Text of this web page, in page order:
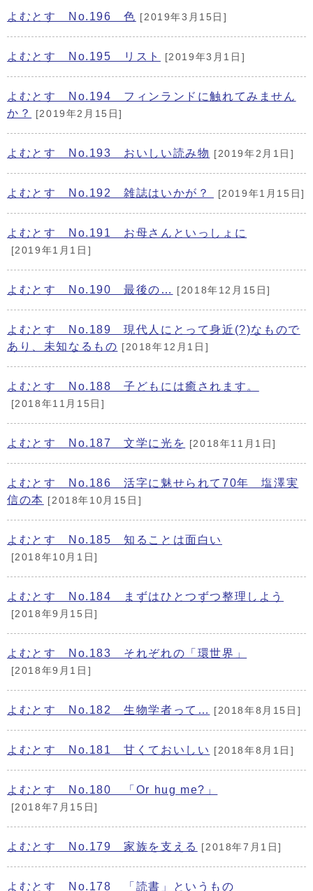
よむとす No.196 色 [2019年3月15日]
よむとす No.195 リスト [2019年3月1日]
よむとす No.194 フィンランドに触れてみません
か？
[2019年2月15日]
よむとす No.193 おいしい読み物 [2019年2月1日]
よむとす No.192 雑誌はいかが？ [2019年1月15日]
よむとす No.191 お母さんといっしょに
[2019年1月1日]
よむとす No.190 最後の… [2018年12月15日]
よむとす No.189 現代人にとって身近(?)なもので
あり、未知なるもの [2018年12月1日]
よむとす No.188 子どもには癒されます。
[2018年11月15日]
よむとす No.187 文学に光を [2018年11月1日]
よむとす No.186 活字に魅せられて70年 塩澤実
信の本
[2018年10月15日]
よむとす No.185 知ることは面白い
[2018年10月1日]
よむとす No.184 まずはひとつずつ整理しよう
[2018年9月15日]
よむとす No.183 それぞれの「環世界」
[2018年9月1日]
よむとす No.182 生物学者って… [2018年8月15日]
よむとす No.181 甘くておいしい [2018年8月1日]
よむとす No.180 「Or hug me?」
[2018年7月15日]
よむとす No.179 家族を支える [2018年7月1日]
よむとす No.178 「読書」というもの